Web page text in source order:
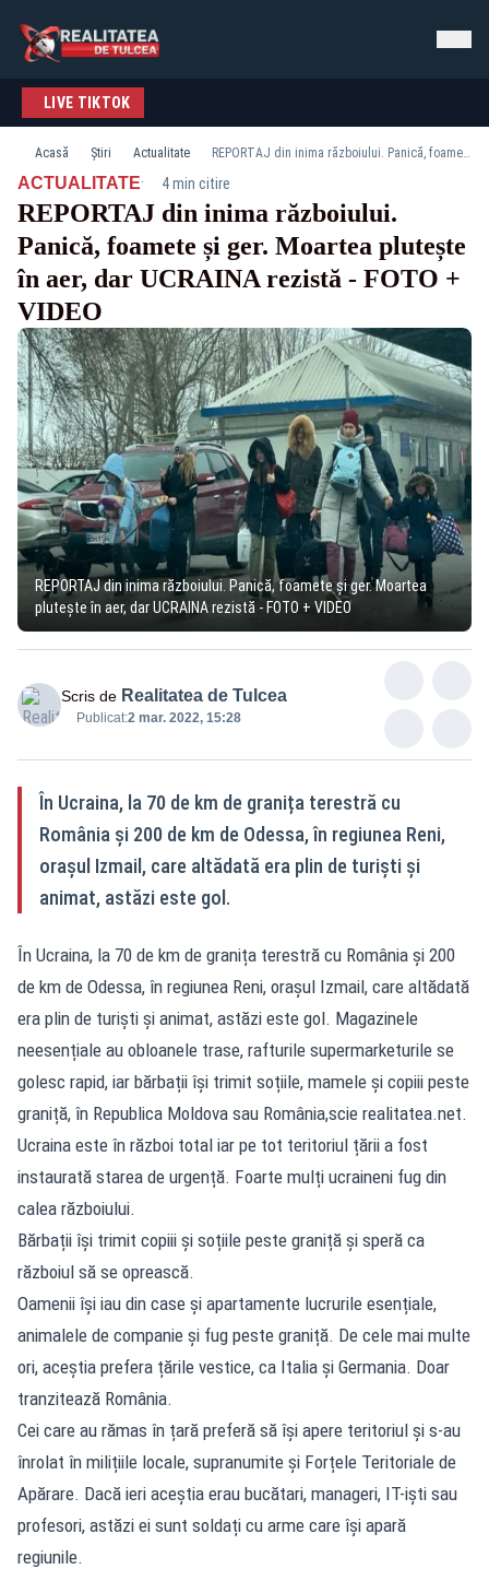
LIVE TIKTOK
Acasă Știri Actualitate REPORTAJ din inima războiului. Panică, foamete și ger. Moartea plutește în aer, dar UCRAINA rezistă - FOTO + VIDEO
ACTUALITATE· 4 min citire
REPORTAJ din inima războiului.
Panică, foamete și ger. Moartea plutește
în aer, dar UCRAINA rezistă - FOTO +
VIDEO
REPORTAJ din inima războiului. Panică, foamete și ger. Moartea
plutește în aer, dar UCRAINA rezistă - FOTO + VIDEO
Scris de Realitatea de Tulcea
Publicat:2 mar. 2022, 15:28
În Ucraina, la 70 de km de granița terestră cu
România și 200 de km de Odessa, în regiunea Reni,
orașul Izmail, care altădată era plin de turiști și
animat, astăzi este gol.
În Ucraina, la 70 de km de granița terestră cu România și 200
de km de Odessa, în regiunea Reni, orașul Izmail, care altădată
era plin de turiști și animat, astăzi este gol. Magazinele
neesențiale au obloanele trase, rafturile supermarketurile se
golesc rapid, iar bărbații își trimit soțiile, mamele și copiii peste
graniță, în Republica Moldova sau România,scie realitatea.net.
Ucraina este în război total iar pe tot teritoriul țării a fost
instaurată starea de urgență. Foarte mulți ucraineni fug din
calea războiului.
Bărbații își trimit copiii și soțiile peste graniță și speră ca
războiul să se oprească.
Oamenii își iau din case și apartamente lucrurile esențiale,
animalele de companie și fug peste graniță. De cele mai multe
ori, aceștia prefera țările vestice, ca Italia și Germania. Doar
tranzitează România.
Cei care au rămas în țară preferă să își apere teritoriul și s-au
înrolat în milițiile locale, supranumite și Forțele Teritoriale de
Apărare. Dacă ieri aceștia erau bucătari, manageri, IT-iști sau
profesori, astăzi ei sunt soldați cu arme care își apară
regiunile.